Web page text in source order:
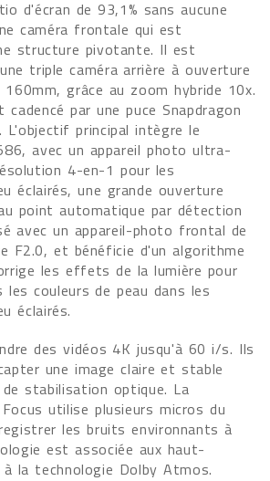
d'écran de 93,1% sans aucune
caméra frontale qui est
structure pivotante. Il est
triple caméra arrière à ouverture
grâce au zoom hybride 10x.
par une puce Snapdragon
L'objectif principal intègre le
avec un appareil photo ultra-
4-en-1 pour les
éclairés, une grande ouverture
point automatique par détection
avec un appareil-photo frontal de
F2.0, et bénéficie d'un algorithme
les effets de la lumière pour
couleurs de peau dans les
éclairés.
des vidéos 4K jusqu'à 60 i/s. Ils
une image claire et stable
stabilisation optique. La
utilise plusieurs micros du
les bruits environnants à
est associée aux haut-
la technologie Dolby Atmos.